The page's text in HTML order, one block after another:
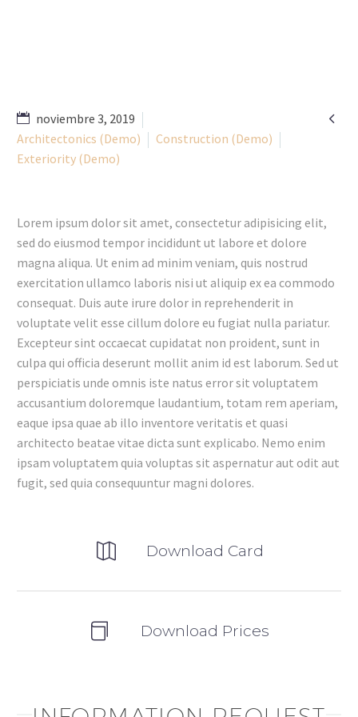

noviembre 3, 2019
Architectonics (Demo)
Construction (Demo)
Exteriority (Demo)
Lorem ipsum dolor sit amet, consectetur adipisicing elit,
sed do eiusmod tempor incididunt ut labore et dolore
magna aliqua. Ut enim ad minim veniam, quis nostrud
exercitation ullamco laboris nisi ut aliquip ex ea commodo
consequat. Duis aute irure dolor in reprehenderit in
voluptate velit esse cillum dolore eu fugiat nulla pariatur.
Excepteur sint occaecat cupidatat non proident, sunt in
culpa qui officia deserunt mollit anim id est laborum. Sed ut
perspiciatis unde omnis iste natus error sit voluptatem
accusantium doloremque laudantium, totam rem aperiam,
eaque ipsa quae ab illo inventore veritatis et quasi
architecto beatae vitae dicta sunt explicabo. Nemo enim
ipsam voluptatem quia voluptas sit aspernatur aut odit aut
fugit, sed quia consequuntur magni dolores.
Download Card
Download Prices